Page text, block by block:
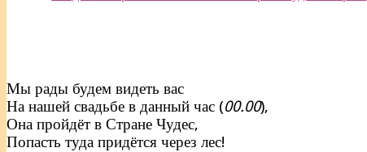
Мы рады будем видеть вас
На нашей свадьбе в данный час (00.00),
Она пройдёт в Стране Чудес,
Попасть туда придётся через лес!